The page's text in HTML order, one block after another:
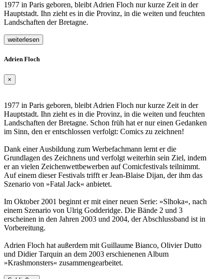
1977 in Paris geboren, bleibt Adrien Floch nur kurze Zeit in der
Hauptstadt. Ihn zieht es in die Provinz, in die weiten und feuchten
Landschaften der Bretagne.
weiterlesen
Adrien Floch
×
1977 in Paris geboren, bleibt Adrien Floch nur kurze Zeit in der
Hauptstadt. Ihn zieht es in die Provinz, in die weiten und feuchten
Landschaften der Bretagne. Schon früh hat er nur einen Gedanken
im Sinn, den er entschlossen verfolgt: Comics zu zeichnen!
Dank einer Ausbildung zum Werbefachmann lernt er die
Grundlagen des Zeichnens und verfolgt weiterhin sein Ziel, indem
er an vielen Zeichenwettbewerben auf Comicfestivals teilnimmt.
Auf einem dieser Festivals trifft er Jean-Blaise Dijan, der ihm das
Szenario von »Fatal Jack« anbietet.
Im Oktober 2001 beginnt er mit einer neuen Serie: »Slhoka«, nach
einem Szenario von Ulrig Godderidge. Die Bände 2 und 3
erscheinen in den Jahren 2003 und 2004, der Abschlussband ist in
Vorbereitung.
Adrien Floch hat außerdem mit Guillaume Bianco, Olivier Dutto
und Didier Tarquin an dem 2003 erschienenen Album
»Krashmonsters« zusammengearbeitet.